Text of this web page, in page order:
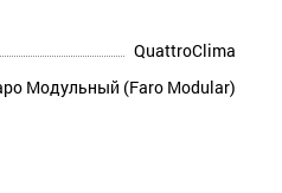
QuattroClima
Модульный (Faro Modular)